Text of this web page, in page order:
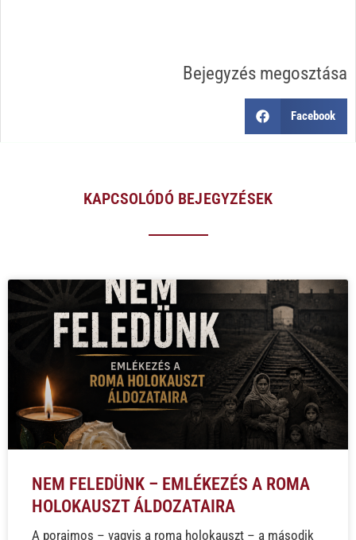
Bejegyzés megosztása
Facebook
KAPCSOLÓDÓ BEJEGYZÉSEK
NEM FELEDÜNK – EMLÉKEZÉS A ROMA
HOLOKAUSZT ÁLDOZATAIRA
A porajmos – vagyis a roma holokauszt – a második